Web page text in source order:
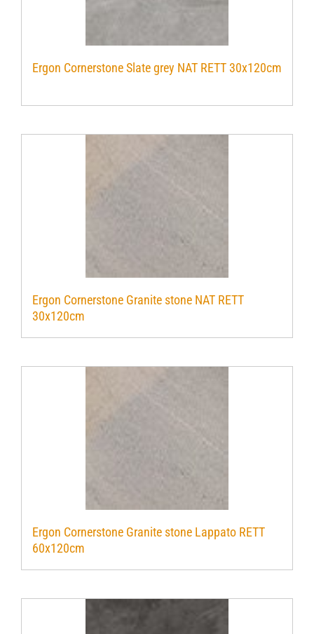
Ergon Cornerstone Slate grey NAT RETT 30x120cm
Ergon Cornerstone Granite stone NAT RETT
30x120cm
Ergon Cornerstone Granite stone Lappato RETT
60x120cm